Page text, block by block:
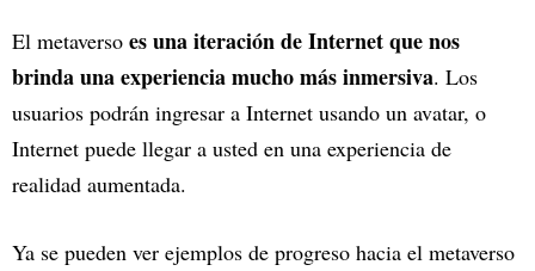
El metaverso es una iteración de Internet que nos
brinda una experiencia mucho más inmersiva. Los
usuarios podrán ingresar a Internet usando un avatar, o
Internet puede llegar a usted en una experiencia de
realidad aumentada.
Ya se pueden ver ejemplos de progreso hacia el metaverso